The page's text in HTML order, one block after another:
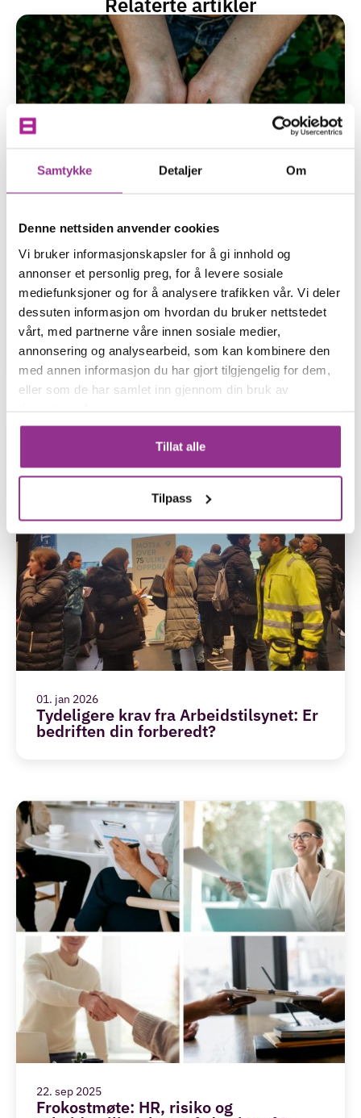
Samtykke Detaljer Om
Denne nettsiden anvender cookies
Vi bruker informasjonskapsler for å gi innhold og
annonser et personlig preg, for å levere sosiale
mediefunksjoner og for å analysere trafikken vår. Vi deler
dessuten informasjon om hvordan du bruker nettstedet
vårt, med partnerne våre innen sosiale medier,
annonsering og analysearbeid, som kan kombinere den
med annen informasjon du har gjort tilgjengelig for dem,
eller som de har samlet inn gjennom din bruk av
Tillat alle
Tilpass
11. mai 2026
Kuba er nå et Miljøfyrtårn!
01. jan 2026
Tydeligere krav fra Arbeidstilsynet: Er
bedriften din forberedt?
22. sep 2025
Frokostmøte: HR, risiko og